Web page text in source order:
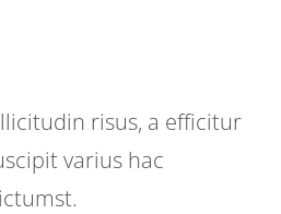
risus, a efficitur
varius hac